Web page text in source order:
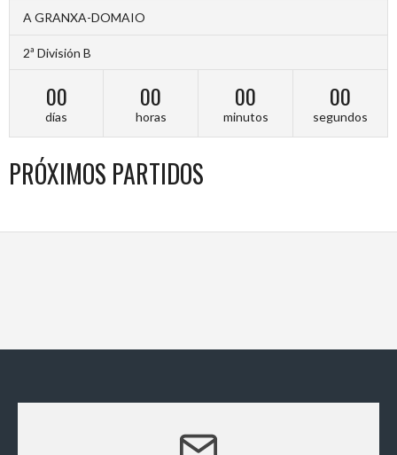
A GRANXA-DOMAIO
2ª División B
00
días
00
horas
00
minutos
00
segundos
PRÓXIMOS PARTIDOS